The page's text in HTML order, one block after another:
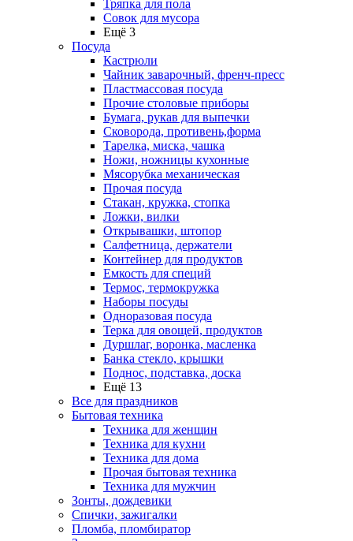
Тряпка для пола
Совок для мусора
Ещё 3
Посуда
Кастрюли
Чайник заварочный, френч-пресс
Пластмассовая посуда
Прочие столовые приборы
Бумага, рукав для выпечки
Сковорода, противень,форма
Тарелка, миска, чашка
Ножи, ножницы кухонные
Мясорубка механическая
Прочая посуда
Стакан, кружка, стопка
Ложки, вилки
Открывашки, штопор
Салфетница, держатели
Контейнер для продуктов
Емкость для специй
Термос, термокружка
Наборы посуды
Одноразовая посуда
Терка для овощей, продуктов
Дуршлаг, воронка, масленка
Банка стекло, крышки
Поднос, подставка, доска
Ещё 13
Все для праздников
Бытовая техника
Техника для женщин
Техника для кухни
Техника для дома
Прочая бытовая техника
Техника для мужчин
Зонты, дождевики
Спички, зажигалки
Пломба, пломбиратор